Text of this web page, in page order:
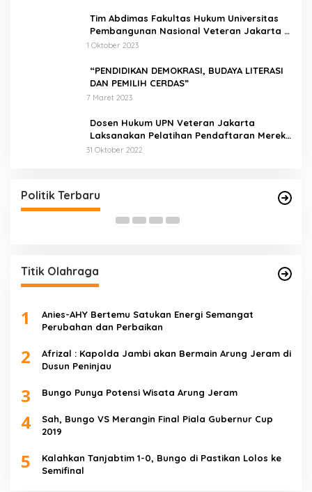
Tim Abdimas Fakultas Hukum Universitas
Pembangunan Nasional Veteran Jakarta
Melakukan Pendampingan dan
1 Oktober 2023
“PENDIDIKAN DEMOKRASI, BUDAYA LITERASI
DAN PEMILIH CERDAS”
7 Maret 2023
Dosen Hukum UPN Veteran Jakarta
Laksanakan Pelatihan Pendaftaran Merek
di Desa Jatisura Kabupaten Indramayu
31 Oktober 2022
Politik Terbaru
Di Politik, Titik Bungo, Titik Pemrov Jambi
Titik Olahraga
1
Anies-AHY Bertemu Satukan Energi Semangat
Perubahan dan Perbaikan
2
Afrizal : Kapolda Jambi akan Bermain Arung Jeram di
Dusun Peninjau
3 Bungo Punya Potensi Wisata Arung Jeram
4
Sah, Bungo VS Merangin Final Piala Gubernur Cup
2019
5
Kalahkan Tanjabtim 1-0, Bungo di Pastikan Lolos ke
Semifinal